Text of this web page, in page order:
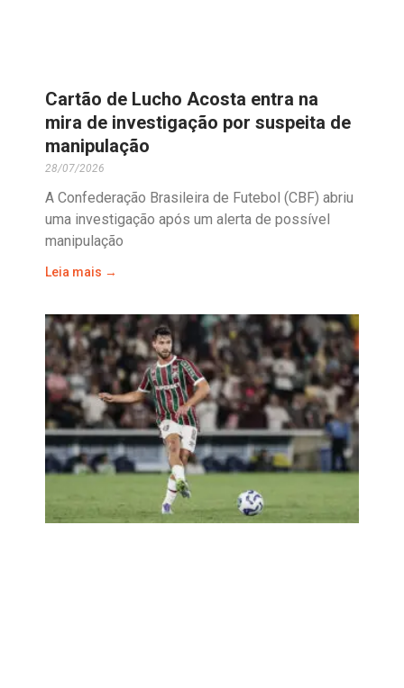
Cartão de Lucho Acosta entra na
mira de investigação por suspeita de
manipulação
28/07/2026
A Confederação Brasileira de Futebol (CBF) abriu
uma investigação após um alerta de possível
manipulação
Leia mais →